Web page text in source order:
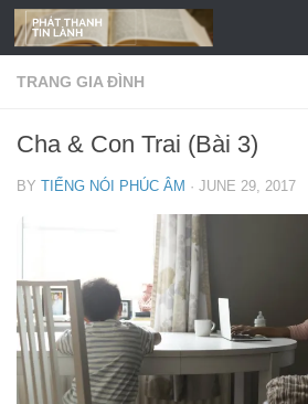
Skip to content
TRANG GIA ĐÌNH
Cha & Con Trai (Bài 3)
BY TIẾNG NÓI PHÚC ÂM · JUNE 29, 2017